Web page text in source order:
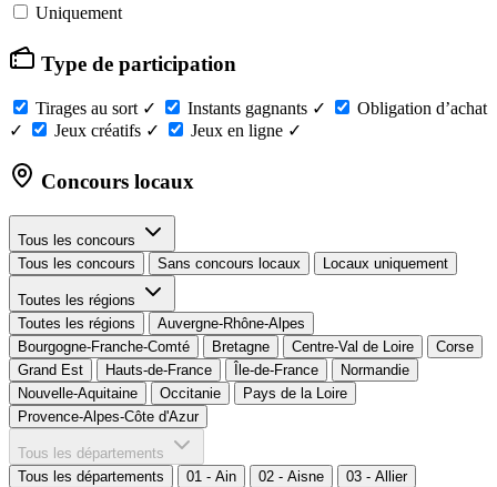
Uniquement
Type de participation
Tirages au sort ✓ Instants gagnants ✓
Obligation d’achat
✓
Jeux créatifs ✓ Jeux en ligne ✓
Concours locaux
Tous les concours
Tous les concours
Sans concours locaux Locaux uniquement
Toutes les régions
Toutes les régions
Auvergne-Rhône-Alpes
Bourgogne-Franche-Comté
Bretagne Centre-Val de Loire
Corse
Grand Est
Hauts-de-France Île-de-France
Normandie
Nouvelle-Aquitaine
Occitanie
Pays de la Loire
Provence-Alpes-Côte d'Azur
Tous les départements
Tous les départements
01 - Ain 02 - Aisne
03 - Allier